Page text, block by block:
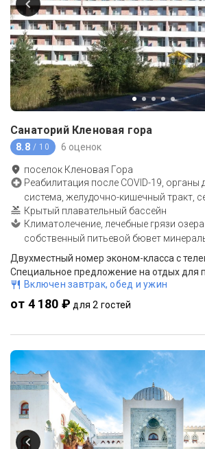
Санаторий Кленовая гора
8.8 / 10 6 оценок
поселок Кленовая Гора
Реабилитация после COVID-19, органы
система, желудочно-кишечный тракт,
Крытый плавательный бассейн
Климатолечение, лечебные грязи
собственный питьевой бювет
Двухместный номер эконом-класса с
Специальное предложение на отдых для
Включен завтрак, обед и ужин
от 4 180 ₽ для 2 гостей